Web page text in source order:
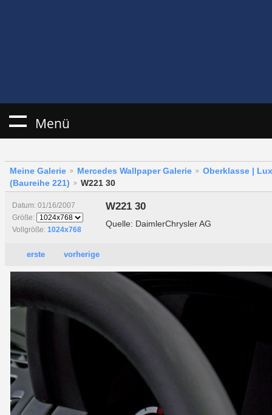
Menü
Meine Galerie Mercedes Wallpaper Galerie
Oberklasse |
(Baureihe 221)
W221 30
Datum: 01/16/2007
Größe:
Vollgröße: 1024x768
W221 30
Quelle: DaimlerChrysler AG
erste vorherige